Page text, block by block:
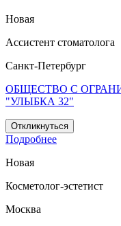
Новая
Ассистент стоматолога
Санкт-Петербург
ОБЩЕСТВО С
"УЛЫБКА 32"
Откликнуться
Подробнее
Новая
Косметолог-эстетист
Москва